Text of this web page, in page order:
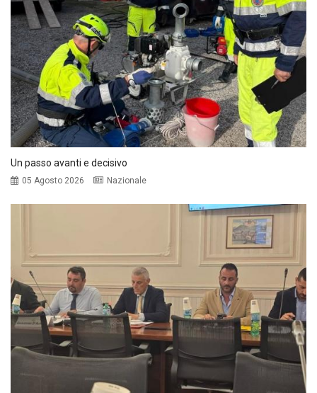
Un passo avanti e decisivo
05 Agosto 2026 Nazionale